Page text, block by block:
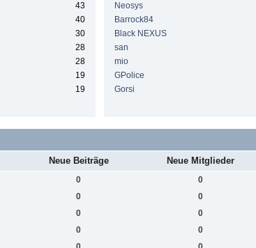
43
40
30
28
28
19
19
Neosys
Barrock84
Black NEXUS
san
mio
GPolice
Gorsi
Neue Beiträge Neue Mitglieder
0
0
0
0
0
0
0
0